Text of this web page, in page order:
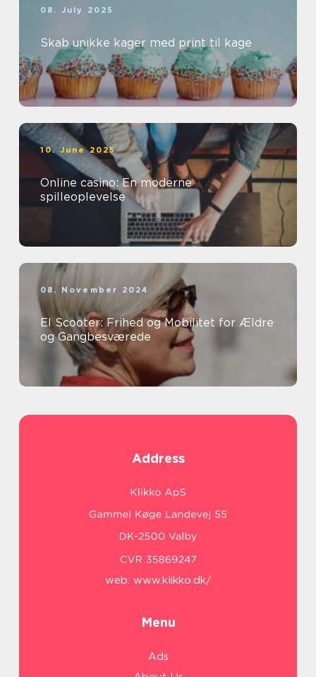
08. July 2025
Skab unikke kager med print til kage
10. June 2025
Online casino: En moderne
spilleoplevelse
08. November 2024
El Scooter: Frihed og Mobilitet for Ældre
og Gangbesværede
Address
web: www.klikko.dk/
Menu
Ads